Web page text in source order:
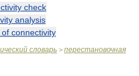
check
analysis
connectivity
словарь > перестановочная